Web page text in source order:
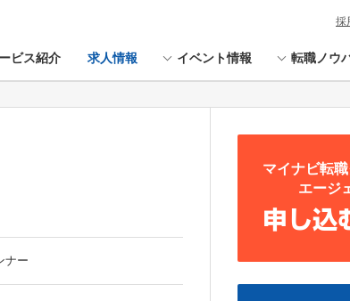
ビス紹介 求人情報 イベント情報 転職ノウ
採
ナー
マイナビ転
エージ
申し込